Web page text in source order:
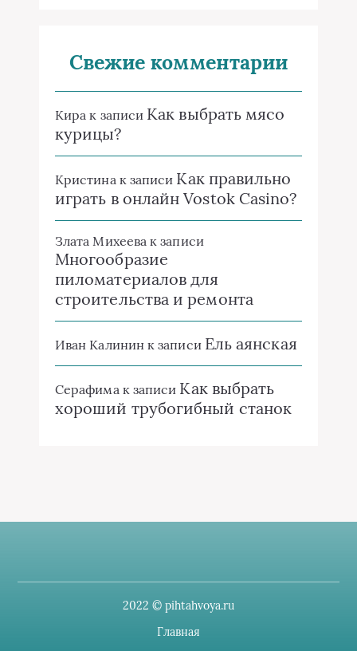
Свежие комментарии
Кира к записи Как выбрать мясо
курицы?
Кристинак записи Как правильно
играть в онлайн Vostok Casino?
Злата Михеева к записи
Многообразие
пиломатериалов для
строительства и ремонта
Иван Калининк записи Ель аянская
Серафимак записи Как выбрать
хороший трубогибный станок
2022 © pihtahvoya.ru
Главная